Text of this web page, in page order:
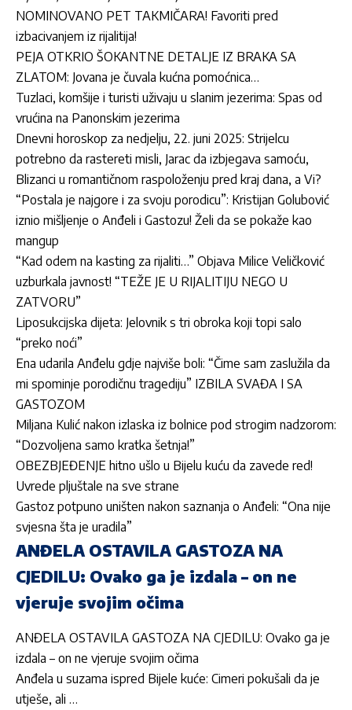
NOMINOVANO PET TAKMIČARA! Favoriti pred
izbacivanjem iz rijalitija!
PEJA OTKRIO ŠOKANTNE DETALJE IZ BRAKA SA
ZLATOM: Jovana je čuvala kućna pomoćnica…
Tuzlaci, komšije i turisti uživaju u slanim jezerima: Spas od
vrućina na Panonskim jezerima
Dnevni horoskop za nedjelju, 22. juni 2025: Strijelcu
potrebno da rastereti misli, Jarac da izbjegava samoću,
Blizanci u romantičnom raspoloženju pred kraj dana, a Vi?
“Postala je najgore i za svoju porodicu”: Kristijan Golubović
iznio mišljenje o Anđeli i Gastozu! Želi da se pokaže kao
mangup
“Kad odem na kasting za rijaliti…” Objava Milice Veličković
uzburkala javnost! “TEŽE JE U RIJALITIJU NEGO U
ZATVORU”
Liposukcijska dijeta: Jelovnik s tri obroka koji topi salo
“preko noći”
Ena udarila Anđelu gdje najviše boli: “Čime sam zaslužila da
mi spominje porodičnu tragediju” IZBILA SVAĐA I SA
GASTOZOM
Miljana Kulić nakon izlaska iz bolnice pod strogim nadzorom:
“Dozvoljena samo kratka šetnja!”
OBEZBJEĐENJE hitno ušlo u Bijelu kuću da zavede red!
Uvrede pljuštale na sve strane
Gastoz potpuno uništen nakon saznanja o Anđeli: “Ona nije
svjesna šta je uradila”
ANĐELA OSTAVILA GASTOZA NA
CJEDILU: Ovako ga je izdala – on ne
vjeruje svojim očima
ANĐELA OSTAVILA GASTOZA NA CJEDILU: Ovako ga je
izdala – on ne vjeruje svojim očima
Anđela u suzama ispred Bijele kuće: Cimeri pokušali da je
utješe, ali …